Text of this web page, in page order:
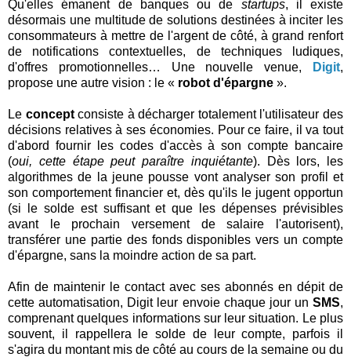
Qu'elles émanent de banques ou de startups, il existe
désormais une multitude de solutions destinées à inciter les
consommateurs à mettre de l'argent de côté, à grand renfort
de notifications contextuelles, de techniques ludiques,
d'offres promotionnelles… Une nouvelle venue,
Digit,
propose une autre vision : le « robot d'épargne ».
Le conceptconsiste à décharger totalement l'utilisateur des
décisions relatives à ses économies. Pour ce faire, il va tout
d'abord fournir les codes d'accès à son compte bancaire
(oui, cette étape peut paraître inquiétante). Dès lors, les
algorithmes de la jeune pousse vont analyser son profil et
son comportement financier et, dès qu'ils le jugent opportun
(si le solde est suffisant et que les dépenses prévisibles
avant le prochain versement de salaire l'autorisent),
transférer une partie des fonds disponibles vers un compte
d'épargne, sans la moindre action de sa part.
Afin de maintenir le contact avec ses abonnés en dépit de
cette automatisation, Digit leur envoie chaque jour un SMS,
comprenant quelques informations sur leur situation. Le plus
souvent, il rappellera le solde de leur compte, parfois il
s'agira du montant mis de côté au cours de la semaine ou du